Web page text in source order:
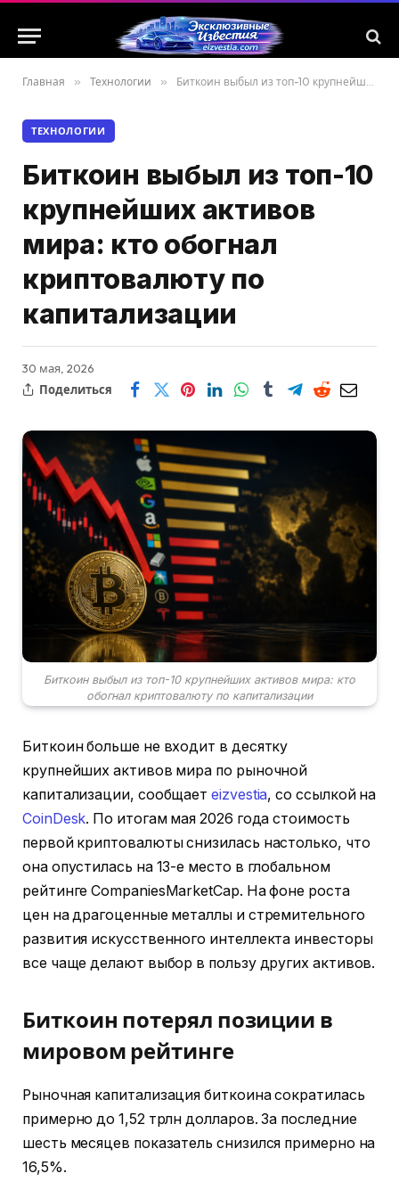
Главная » Технологии » Биткоин выбыл из топ-10 крупнейших активов мира: кто обогнал криптовалюту по капитализации
ТЕХНОЛОГИИ
Биткоин выбыл из топ-10
крупнейших активов
мира: кто обогнал
криптовалюту по
капитализации
30 мая, 2026
Поделиться
Биткоин выбыл из топ-10 крупнейших активов мира: кто
обогнал криптовалюту по капитализации
Биткоин больше не входит в десятку
крупнейших активов мира по рыночной
капитализации, сообщаетeizvestia, со ссылкой на
CoinDesk. По итогам мая 2026 года стоимость
первой криптовалюты снизилась настолько, что
она опустилась на 13-е место в глобальном
рейтинге CompaniesMarketCap. На фоне роста
цен на драгоценные металлы и стремительного
развития искусственного интеллекта инвесторы
все чаще делают выбор в пользу других активов.
Биткоин потерял позиции в
мировом рейтинге
Рыночная капитализация биткоина сократилась
примерно до 1,52 трлн долларов. За последние
шесть месяцев показатель снизился примерно на
16,5%.